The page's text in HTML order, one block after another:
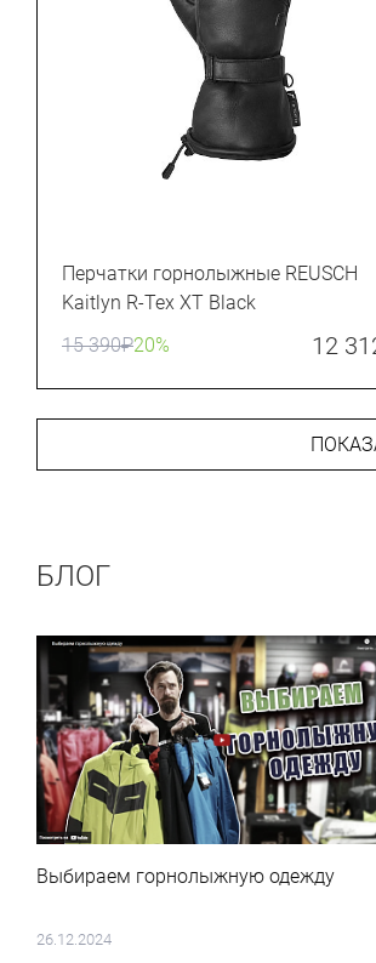
Перчатки горнолыжные REUSCH
Kaitlyn R-Tex XT Black
15 390₽20% 12
БЛОГ
Выбираем горнолыжную одежду
26.12.2024